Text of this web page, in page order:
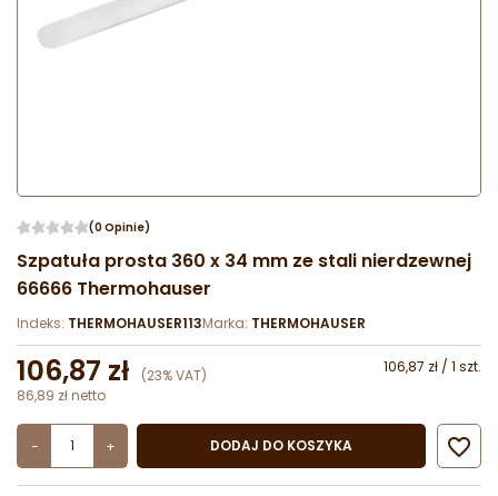
(0 Opinie)
Szpatuła prosta 360 x 34 mm ze stali nierdzewnej
66666 Thermohauser
Indeks: THERMOHAUSER113Marka: THERMOHAUSER
106,87 zł (23% VAT)
106,87 zł / 1 szt.
86,89 zł netto
- + DODAJ DO KOSZYKA 